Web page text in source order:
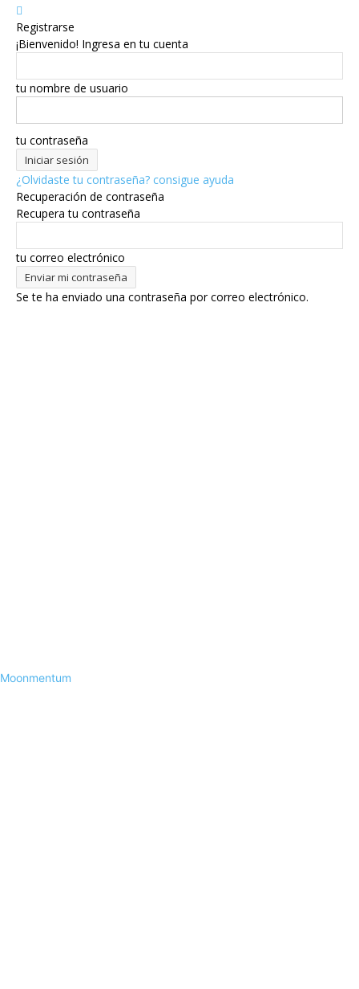
Registrarse
¡Bienvenido! Ingresa en tu cuenta
tu nombre de usuario
tu contraseña
¿Olvidaste tu contraseña? consigue ayuda
Recuperación de contraseña
Recupera tu contraseña
tu correo electrónico
Se te ha enviado una contraseña por correo electrónico.
Moonmentum